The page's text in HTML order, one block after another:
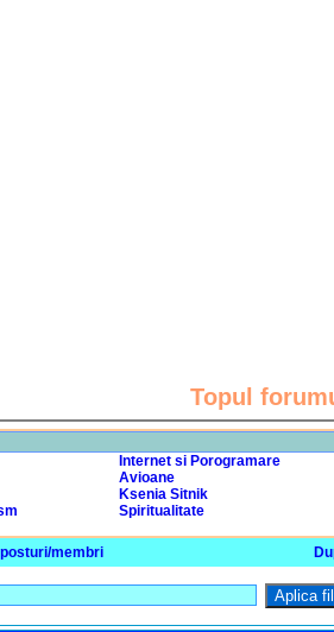
Topul
Internet si Porogramare
Avioane
Ksenia Sitnik
Spiritualitate
membri
Aplica